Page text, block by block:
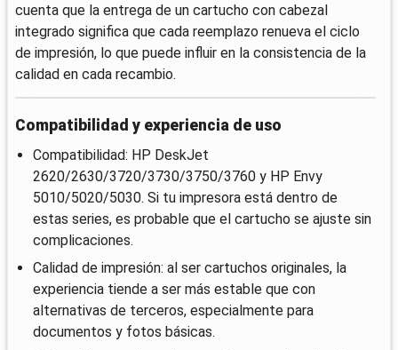
cuenta que la entrega de un cartucho con cabezal
integrado significa que cada reemplazo renueva el ciclo
de impresión, lo que puede influir en la consistencia de la
calidad en cada recambio.
Compatibilidad y experiencia de uso
Compatibilidad: HP DeskJet
2620/2630/3720/3730/3750/3760 y HP Envy
5010/5020/5030. Si tu impresora está dentro de
estas series, es probable que el cartucho se ajuste sin
complicaciones.
Calidad de impresión: al ser cartuchos originales, la
experiencia tiende a ser más estable que con
alternativas de terceros, especialmente para
documentos y fotos básicas.